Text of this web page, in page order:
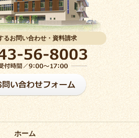
るお問い合わせ・資料請求
ホーム